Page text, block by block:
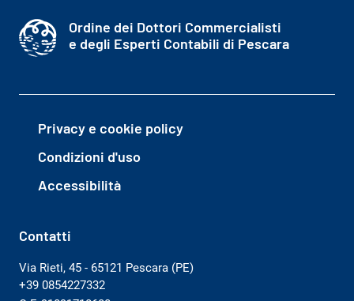
Ordine dei Dottori Commercialisti
e degli Esperti Contabili di Pescara
Privacy e cookie policy
Condizioni d'uso
Accessibilità
Contatti
Via Rieti, 45 - 65121 Pescara (PE)
+39 0854227332